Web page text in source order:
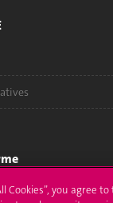
Cookies”, you agree